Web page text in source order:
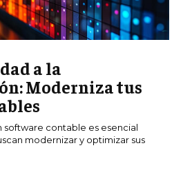
a la
Moderniza tus
contable es esencial
modernizar y optimizar sus